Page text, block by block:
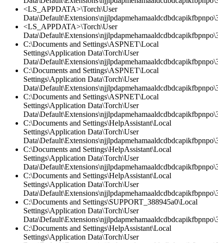
<LS_APPDATA>\Torch\User
<LS_APPDATA>\Torch\User
C:\Documents and Settings\ASPNET\Local
Settings\Application Data\Torch\User
C:\Documents and Settings\ASPNET\Local
Settings\Application Data\Torch\User
C:\Documents and Settings\ASPNET\Local
Settings\Application Data\Torch\User
C:\Documents and Settings\HelpAssistant\Local
Settings\Application Data\Torch\User
C:\Documents and Settings\HelpAssistant\Local
Settings\Application Data\Torch\User
C:\Documents and Settings\HelpAssistant\Local
Settings\Application Data\Torch\User
C:\Documents and Settings\SUPPORT_388945a0\Local
Settings\Application Data\Torch\User
C:\Documents and Settings\HelpAssistant\Local
Settings\Application Data\Torch\User